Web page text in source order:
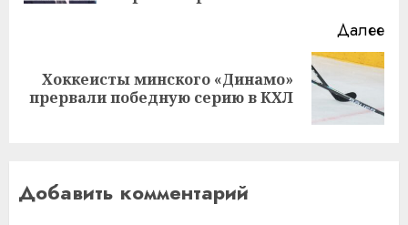
Далее
Следующая
запись:
Хоккеисты минского «Динамо»
прервали победную серию в КХЛ
Добавить комментарий